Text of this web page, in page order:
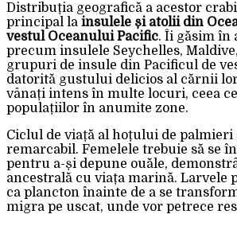
Distribuția geografică a acestor
principal la insulele și atolii din
vestul Oceanului Pacific. Îi găsim în
precum insulele Seychelles,
grupuri de insule din Pacificul de
datorită gustului delicios al cărnii
vânați intens în multe locuri, ceea
populațiilor în anumite zone.
Ciclul de viață al hoțului de palmieri
remarcabil. Femelele trebuie să se
pentru a-și depune ouăle,
ancestrală cu viața marină. Larvele
ca plancton înainte de a se
migra pe uscat, unde vor petrece